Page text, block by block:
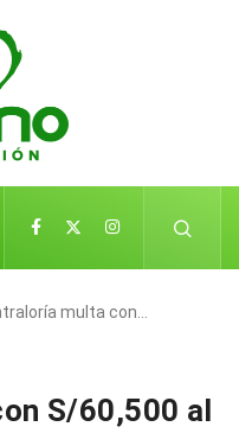
multa con…
S/60,500 al